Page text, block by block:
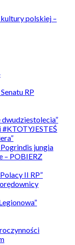
polskiej –
RP
jungia
– POBIERZ
II RP”